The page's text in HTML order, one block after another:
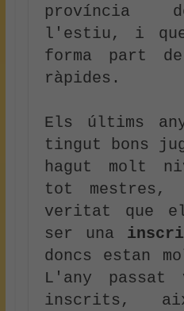
província
l'estiu, i que
forma part
ràpides.
Els últims
tingut bons
hagut molt
tot
veritat que
ser una
doncs estan
L'any passat
inscrits,